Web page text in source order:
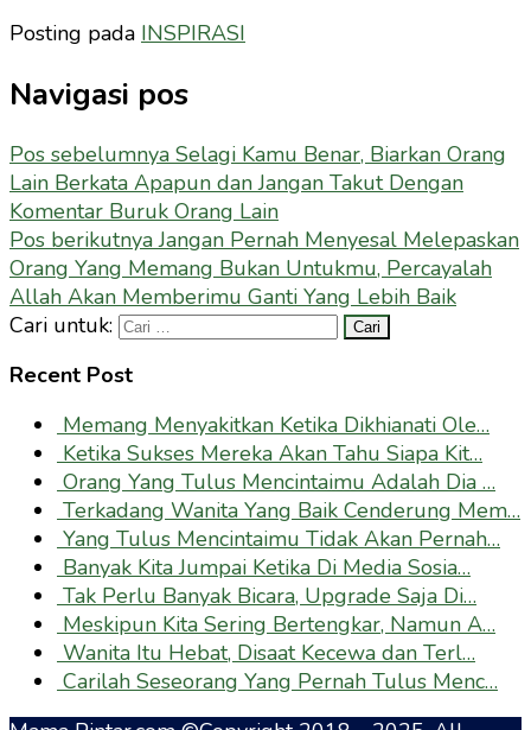
Posting pada INSPIRASI
Navigasi pos
Pos sebelumnya Selagi Kamu Benar, Biarkan Orang
Lain Berkata Apapun dan Jangan Takut Dengan
Komentar Buruk Orang Lain
Pos berikutnyaJangan Pernah Menyesal Melepaskan
Orang Yang Memang Bukan Untukmu, Percayalah
Allah Akan Memberimu Ganti Yang Lebih Baik
Cari untuk:
Recent Post
Memang Menyakitkan Ketika Dikhianati Ole…
Ketika Sukses Mereka Akan Tahu Siapa Kit…
Orang Yang Tulus Mencintaimu Adalah Dia …
Terkadang Wanita Yang Baik Cenderung Mem…
Yang Tulus Mencintaimu Tidak Akan Pernah…
Banyak Kita Jumpai Ketika Di Media Sosia…
Tak Perlu Banyak Bicara, Upgrade Saja Di…
Meskipun Kita Sering Bertengkar, Namun A…
Wanita Itu Hebat, Disaat Kecewa dan Terl…
Carilah Seseorang Yang Pernah Tulus Menc…